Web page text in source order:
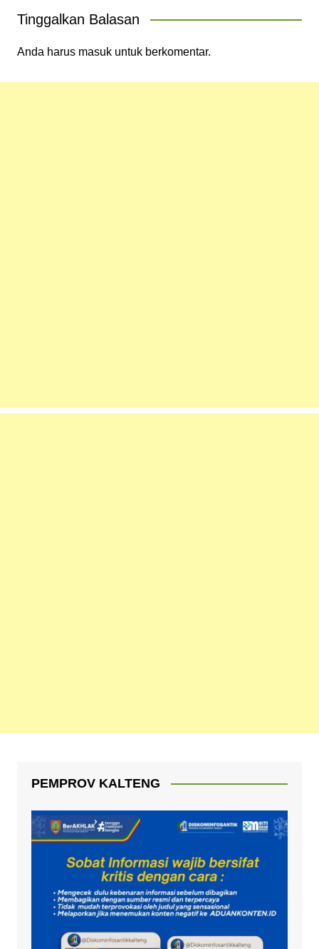
Tinggalkan Balasan
Anda harus masukuntuk berkomentar.
PEMPROV KALTENG